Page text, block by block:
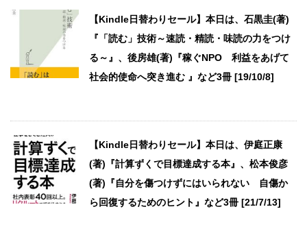
【Kindle日替わりセール】本日は、石黒圭(著)
『「読む」技術～速読・精読・味読の力をつけ
る～』、後房雄(著)『稼ぐNPO 利益をあげて
社会的使命へ突き進む 』など3冊 [19/10/8]
【Kindle日替わりセール】本日は、伊庭正康
(著)『計算ずくで目標達成する本』、松本俊彦
(著)『自分を傷つけずにはいられない 自傷か
ら回復するためのヒント』など3冊 [21/7/13]